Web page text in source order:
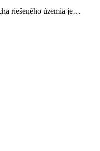
riešeného územia je…